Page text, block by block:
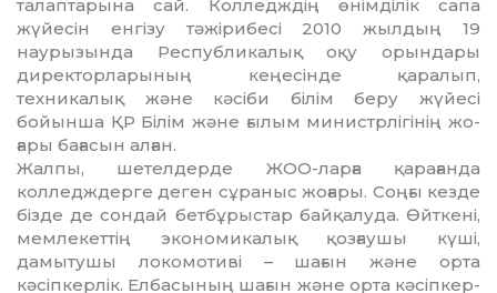
талаптарына сай. Колледждің өнімділік сапа
жүйесін енгізу тәжірибесі 2010 жылдың 19
наурызында Рес­публикалық оқу орындары
директор­ла­рының кеңесінде қаралып,
техникалық және кәсіби білім беру жүйесі
бойынша ҚР Білім және ғылым министр­лігінің жо­
ғары бағасын алған.
Жалпы, шетелдерде ЖОО-ларға қара­ғанда
колледждерге деген сұраныс жо­ғары. Соңғы кезде
бізде де сондай бет­бұрыстар байқалуда. Өйткені,
мемлекеттің экономикалық қозғаушы күші,
дамытушы локомотиві – шағын және орта
кәсіпкер­лік. Елбасының шағын және орта кәсіп­кер­